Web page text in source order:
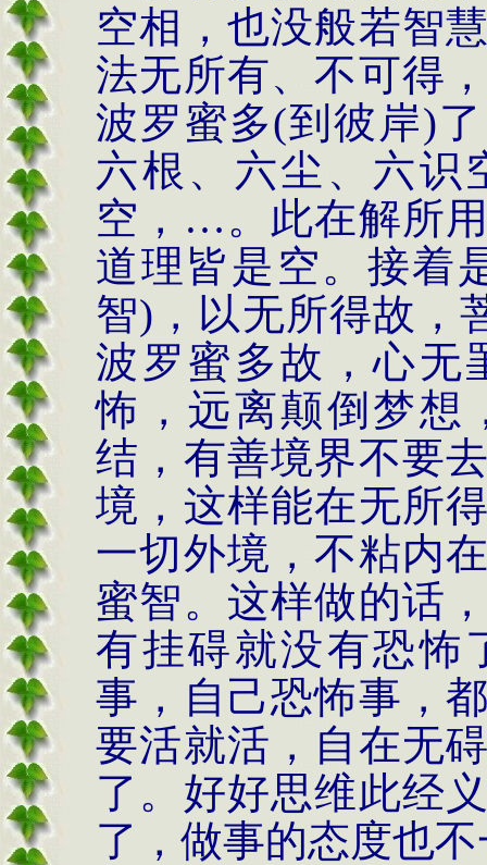
空相，也没般若智
法无所有、不可得
波罗蜜多(到彼岸)
六根、六尘、六识
空，…。此在解所
道理皆是空。接着
智)，以无所得故，
波罗蜜多故，心无
怖，远离颠倒梦想
结，有善境界不要
境，这样能在无所
一切外境，不粘内
蜜智。这样做的话
有挂碍就没有恐怖
事，自己恐怖事，
要活就活，自在无
了。好好思维此经
了，做事的态度也